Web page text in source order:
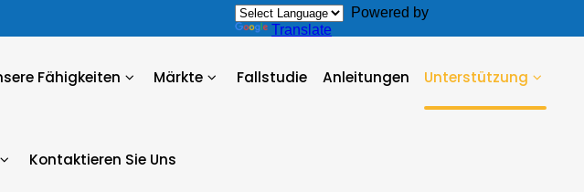
Powered by
Translate
Fähigkeiten Märkte Fallstudie Anleitungen Unterstützung
Kontaktieren Sie Uns